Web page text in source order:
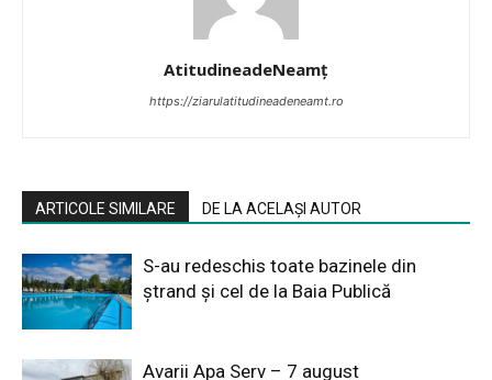
AtitudineadeNeamț
https://ziarulatitudineadeneamt.ro
ARTICOLE SIMILARE DE LA ACELAȘI AUTOR
S-au redeschis toate bazinele din
ștrand și cel de la Baia Publică
Avarii Apa Serv – 7 august